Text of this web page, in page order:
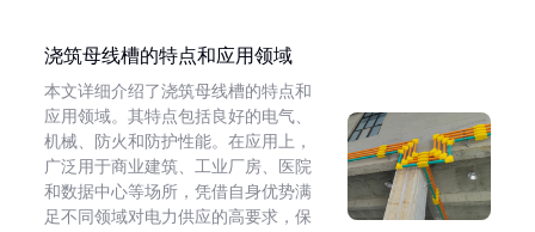
浇筑母线槽的特点和应用领域
本文详细介绍了浇筑母线槽的特点和
应用领域。其特点包括良好的电气、
机械、防火和防护性能。在应用上，
广泛用于商业建筑、工业厂房、医院
和数据中心等场所，凭借自身优势满
足不同领域对电力供应的高要求，保